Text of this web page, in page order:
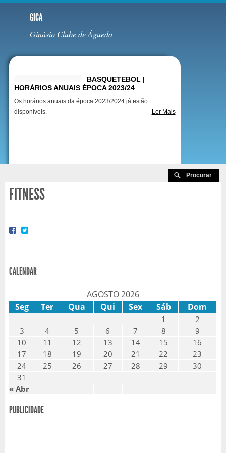
GICA
Ginásio Clube de Águeda
BASQUETEBOL |
HORÁRIOS ANUAIS ÉPOCA 2023/24
Os horários anuais da época 2023/2024 já estão
disponíveis.
Ler Mais
FITNESS
CALENDAR
AGOSTO 2026
Seg
Ter Qua Qui Sex Sáb Dom
« Abr
1
2
3
4 5 6 7 8
9
10
11 12 13 14 15
16
17
18 19 20 21 22
23
24
25 26 27 28 29
30
31
PUBLICIDADE